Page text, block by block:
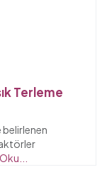
Terleme
belirlenen